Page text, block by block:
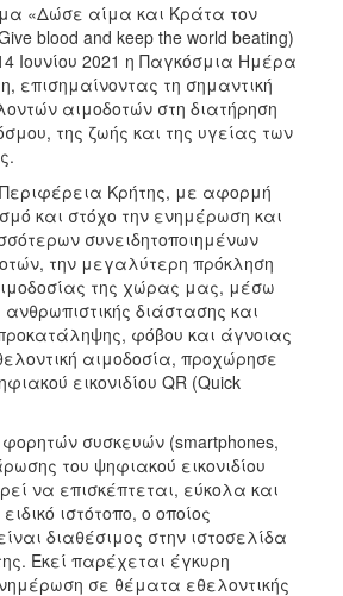
«Δώσε αίμα και Κράτα τον
blood and keep the world beating)
Ιουνίου 2021 η Παγκόσμια Ημέρα
επισημαίνοντας τη σημαντική
αιμοδοτών στη διατήρηση
της ζωής και της υγείας των
Περιφέρεια Κρήτης, με αφορμή
και στόχο την ενημέρωση και
συνειδητοποιημένων
την μεγαλύτερη πρόκληση
της χώρας μας, μέσω
διάστασης και
φόβου και άγνοιας
αιμοδοσία, προχώρησε
εικονιδίου QR (Quick
συσκευών (smartphones,
του ψηφιακού εικονιδίου
να επισκέπτεται, εύκολα και
ιστότοπο, ο οποίος
διαθέσιμος στην ιστοσελίδα
Εκεί παρέχεται έγκυρη
σε θέματα εθελοντικής